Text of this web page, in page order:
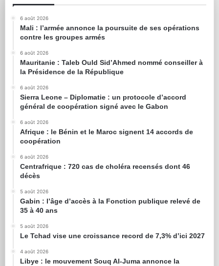
6 août 2026
Mali : l’armée annonce la poursuite de ses opérations
contre les groupes armés
6 août 2026
Mauritanie : Taleb Ould Sid’Ahmed nommé conseiller à
la Présidence de la République
6 août 2026
Sierra Leone – Diplomatie : un protocole d’accord
général de coopération signé avec le Gabon
6 août 2026
Afrique : le Bénin et le Maroc signent 14 accords de
coopération
6 août 2026
Centrafrique : 720 cas de choléra recensés dont 46
décès
5 août 2026
Gabin : l’âge d’accès à la Fonction publique relevé de
35 à 40 ans
5 août 2026
Le Tchad vise une croissance record de 7,3% d’ici 2027
4 août 2026
Libye : le mouvement Souq Al-Juma annonce la